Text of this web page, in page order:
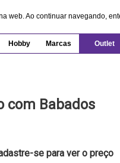
Ao continuar navegando,
Hobby Marcas Outlet
com Babados
se para ver o preço